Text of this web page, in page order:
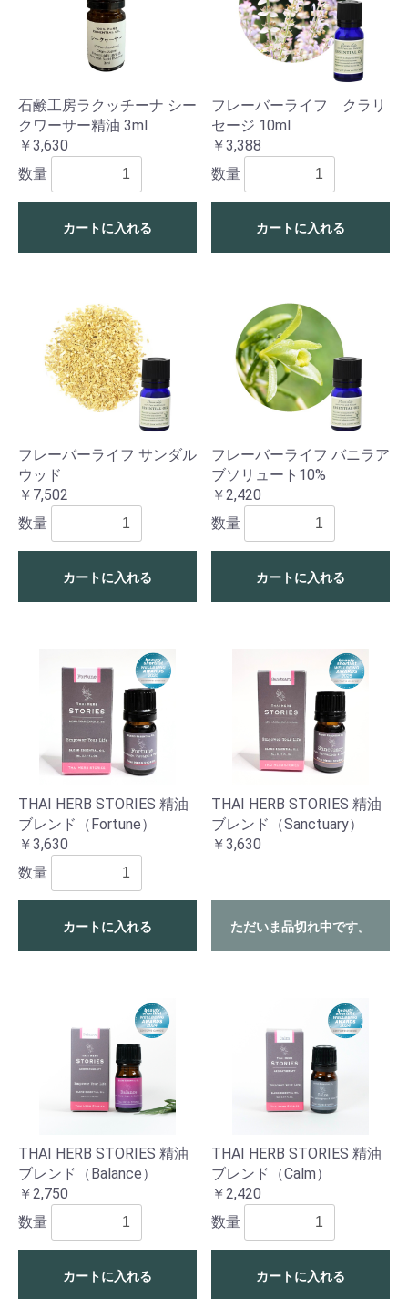
石鹸工房ラクッチーナ シー
クワーサー精油 3ml
￥3,630
数量
カートに入れる
フレーバーライフ クラリ
セージ 10ml
￥3,388
数量
カートに入れる
フレーバーライフ サンダル
ウッド
￥7,502
数量
カートに入れる
フレーバーライフ バニラア
ブソリュート10%
￥2,420
数量
カートに入れる
THAI HERB STORIES 精油
ブレンド（Fortune）
￥3,630
数量
カートに入れる
THAI HERB STORIES 精油
ブレンド（Sanctuary）
￥3,630
ただいま品切れ中です。
THAI HERB STORIES 精油
ブレンド（Balance）
￥2,750
数量
カートに入れる
THAI HERB STORIES 精油
ブレンド（Calm）
￥2,420
数量
カートに入れる